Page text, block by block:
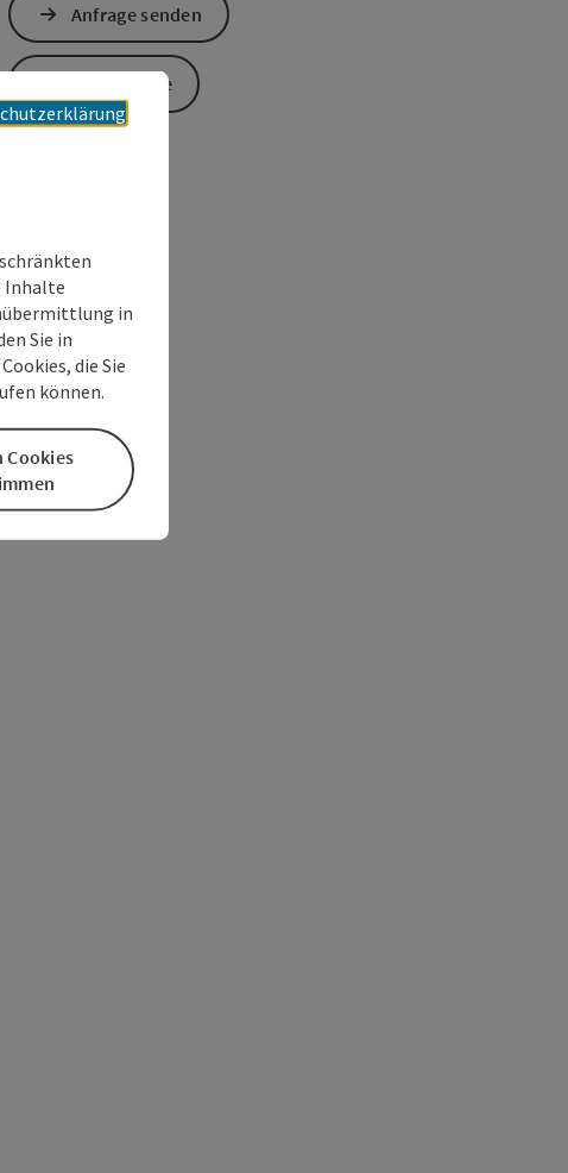
öffnen
Maps öffnen
Anfrage senden
Zur Website
Inhalte
in
Sie in
die Sie
können.
Cookies